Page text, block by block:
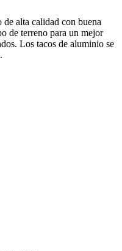
alta calidad con buena
de terreno para un mejor
Los tacos de aluminio se